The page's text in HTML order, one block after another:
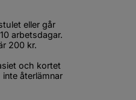
eller går
arbetsdagar.
200 kr.
och kortet
återlämnar